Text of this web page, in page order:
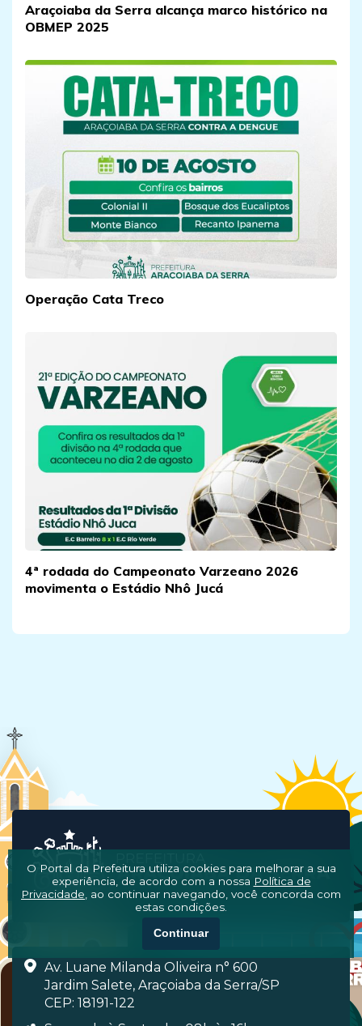
Araçoiaba da Serra alcança marco histórico na
OBMEP 2025
Operação Cata Treco
4ª rodada do Campeonato Varzeano 2026
movimenta o Estádio Nhô Jucá
Av. Luane Milanda Oliveira n° 600
Jardim Salete, Araçoiaba da Serra/SP
CEP: 18191-122
O Portal da Prefeitura utiliza cookies para melhorar a sua
experiência, de acordo com a nossa Política de
Privacidade , ao continuar navegando, você concorda com
estas condições.
Continuar